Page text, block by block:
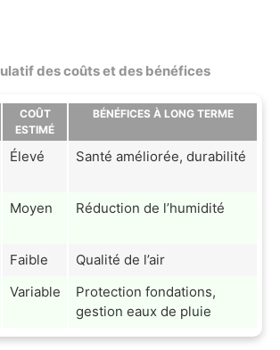
des coûts et des bénéfices
COÛT
ESTIMÉ
BÉNÉFICES À LONG TERME
Élevé Santé améliorée, durabilité
Moyen Réduction de l’humidité
Faible
Qualité de l’air
Variable
Protection fondations,
gestion eaux de pluie